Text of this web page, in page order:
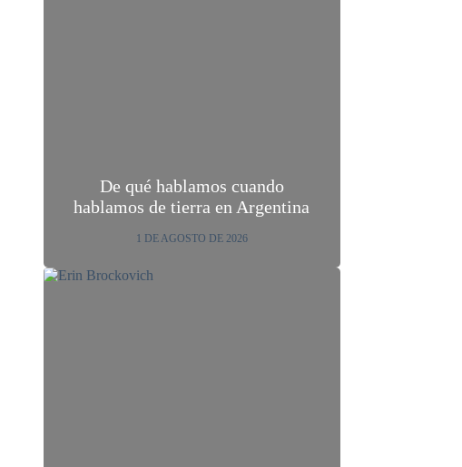
De qué hablamos cuando
hablamos de tierra en Argentina
1 DE AGOSTO DE 2026